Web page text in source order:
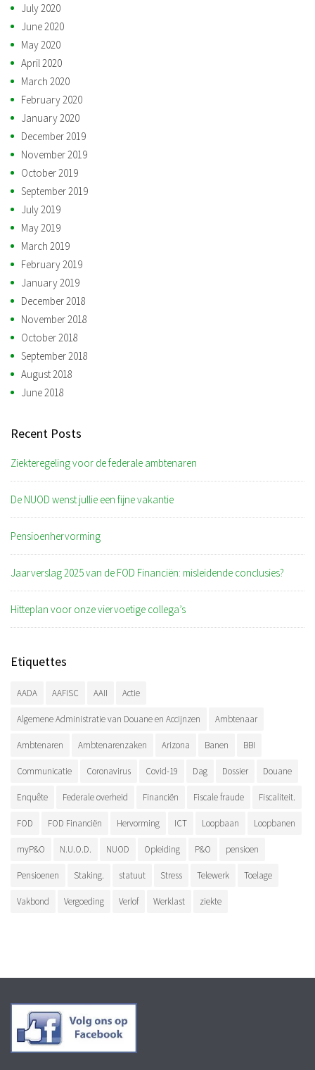
July 2020
June 2020
May 2020
April 2020
March 2020
February 2020
January 2020
December 2019
November 2019
October 2019
September 2019
July 2019
May 2019
March 2019
February 2019
January 2019
December 2018
November 2018
October 2018
September 2018
August 2018
June 2018
Recent Posts
Ziekteregeling voor de federale ambtenaren
De NUOD wenst jullie een fijne vakantie
Pensioenhervorming
Jaarverslag 2025 van de FOD Financiën: misleidende conclusies?
Hitteplan voor onze viervoetige collega’s
Etiquettes
AADA AAFISC AAII Actie
Algemene Administratie van Douane en Accijnzen Ambtenaar
Ambtenaren Ambtenarenzaken Arizona Banen BBI
Communicatie Coronavirus Covid-19 Dag Dossier Douane
Enquête Federale overheid Financiën Fiscale fraude Fiscaliteit.
FOD FOD Financiën Hervorming ICT Loopbaan Loopbanen
myP&O N.U.O.D. NUOD Opleiding P&O pensioen
Pensioenen Staking. statuut Stress Telewerk Toelage
Vakbond Vergoeding Verlof Werklast ziekte